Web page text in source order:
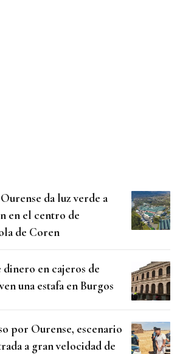
da luz verde a
en el centro de
de Coren
dinero en cajeros de
una estafa en Burgos
por Ourense, escenario
a gran velocidad de